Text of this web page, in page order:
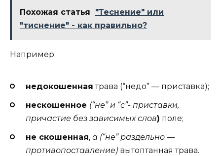
Похожая статья
"Теснение" или
"тиснение" - как правильно?
Например:
недокошенная трава (“недо” — приставка);
нескошенное (“не” и “с”- приставки,
причастие без зависимых слов) поле;
не скошенная, а (“не” раздельно —
противопоставление) вытоптанная трава.